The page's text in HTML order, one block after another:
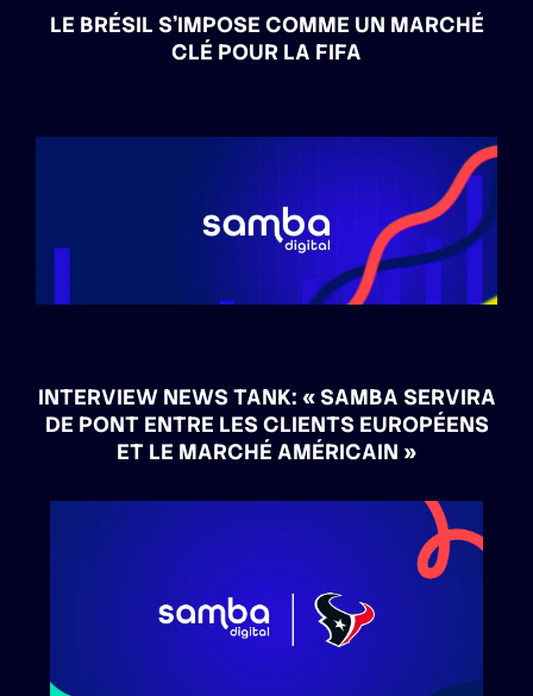
LE BRÉSIL S’IMPOSE COMME UN MARCHÉ
CLÉ POUR LA FIFA
INTERVIEW NEWS TANK: « SAMBA SERVIRA
DE PONT ENTRE LES CLIENTS EUROPÉENS
ET LE MARCHÉ AMÉRICAIN »